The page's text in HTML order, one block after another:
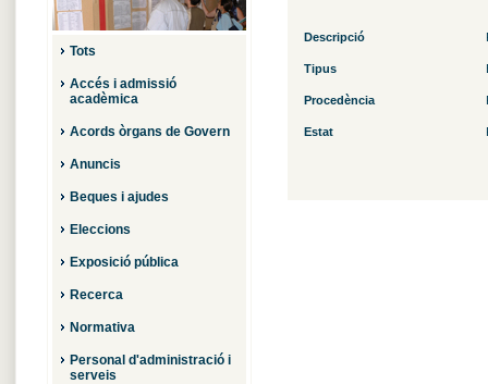
Tots
Accés i admissió
acadèmica
Acords òrgans de Govern
Anuncis
Beques i ajudes
Eleccions
Exposició pública
Recerca
Normativa
Personal d'administració i
serveis
Descripció
Tipus
Procedència
Estat